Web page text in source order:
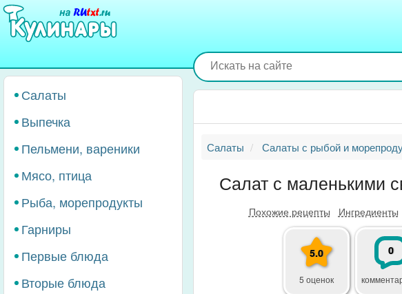
Перейти
основному
Салаты
Выпечка
Пельмени, вареники
Мясо, птица
Рыба, морепродукты
Гарниры
Первые блюда
Вторые блюда
Салаты Салаты с рыбой и
Салат с маленькими
Похожие рецепты Ингредиенты
5.0
5 оценок
0